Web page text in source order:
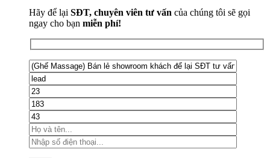
Hãy để lại SĐT, chuyên viên tư vấn của chúng tôi sẽ gọi
ngay cho bạn miễn phí!